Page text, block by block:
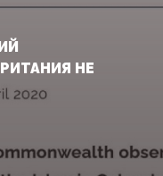
НЕ